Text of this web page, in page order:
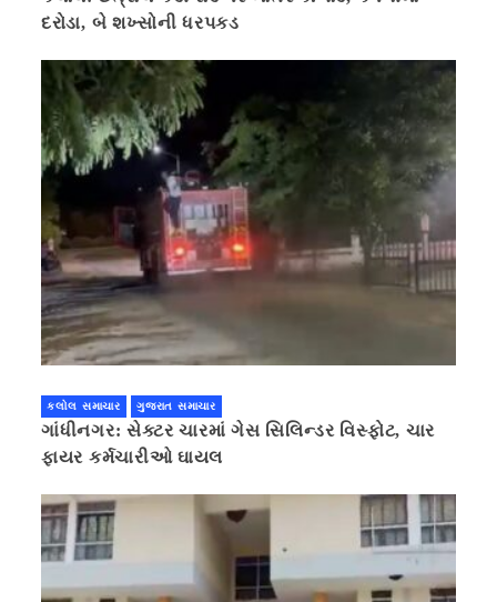
દરોડા, બે શખ્સોની ધરપકડ
કલોલ સમાચાર ગુજરાત સમાચાર
ગાંધીનગર: સેક્ટર ચારમાં ગેસ સિલિન્ડર વિસ્ફોટ, ચાર
ફાયર કર્મચારીઓ ઘાયલ